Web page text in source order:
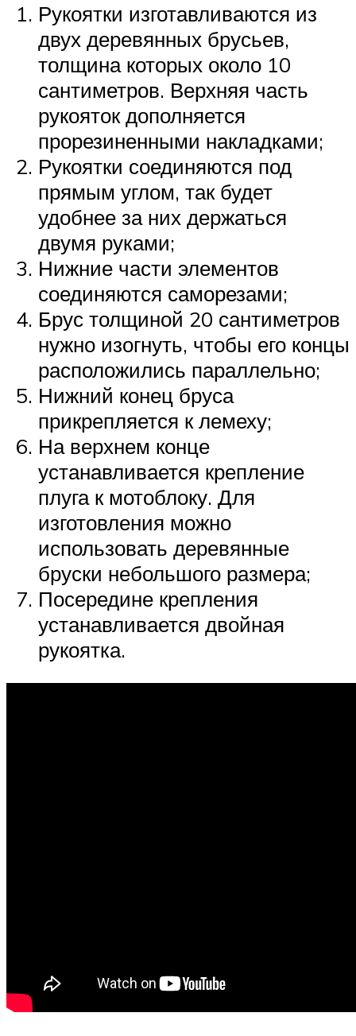
Рукоятки изготавливаются из
двух деревянных брусьев,
толщина которых около 10
сантиметров. Верхняя часть
рукояток дополняется
прорезиненными накладками;
Рукоятки соединяются под
прямым углом, так будет
удобнее за них держаться
двумя руками;
Нижние части элементов
соединяются саморезами;
Брус толщиной 20 сантиметров
нужно изогнуть, чтобы его концы
расположились параллельно;
Нижний конец бруса
прикрепляется к лемеху;
На верхнем конце
устанавливается крепление
плуга к мотоблоку. Для
изготовления можно
использовать деревянные
бруски небольшого размера;
Посередине крепления
устанавливается двойная
рукоятка.